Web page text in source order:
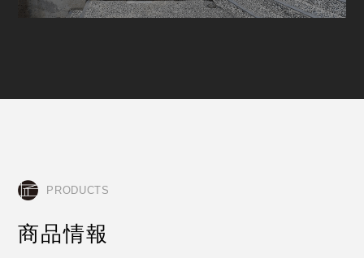
PRODUCTS
商品情報